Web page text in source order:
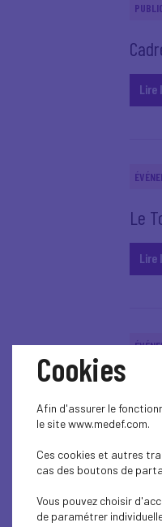
Lire
Le
Lire
Lire
Cookies
Afin d'assurer le
le site www.medef.com.
Ces cookies et autres
cas des boutons de
Vous pouvez choisir
de paramétrer